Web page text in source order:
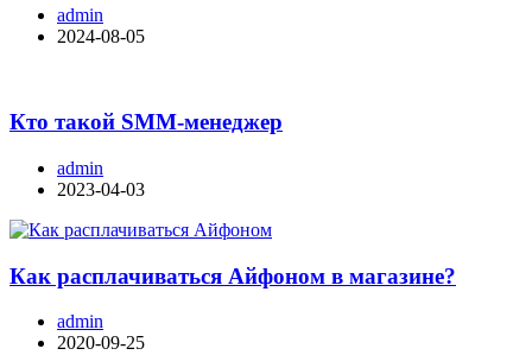
admin
2024-08-05
Кто такой SMM-менеджер
admin
2023-04-03
Как расплачиваться Айфоном в магазине?
admin
2020-09-25